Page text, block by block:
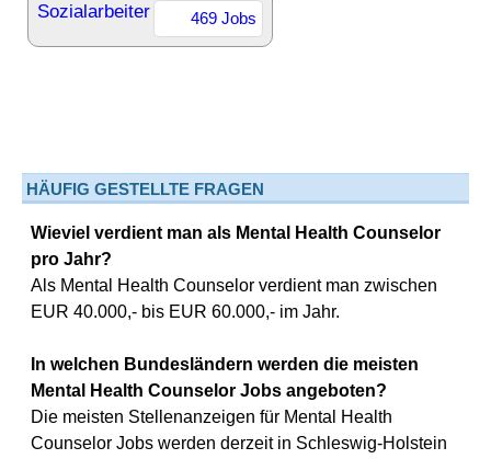
Sozialarbeiter 469 Jobs
HÄUFIG GESTELLTE FRAGEN
Wieviel verdient man als Mental Health Counselor
pro Jahr?
Als Mental Health Counselor verdient man zwischen
EUR 40.000,- bis EUR 60.000,- im Jahr.
In welchen Bundesländern werden die meisten
Mental Health Counselor Jobs angeboten?
Die meisten Stellenanzeigen für Mental Health
Counselor Jobs werden derzeit in Schleswig-Holstein